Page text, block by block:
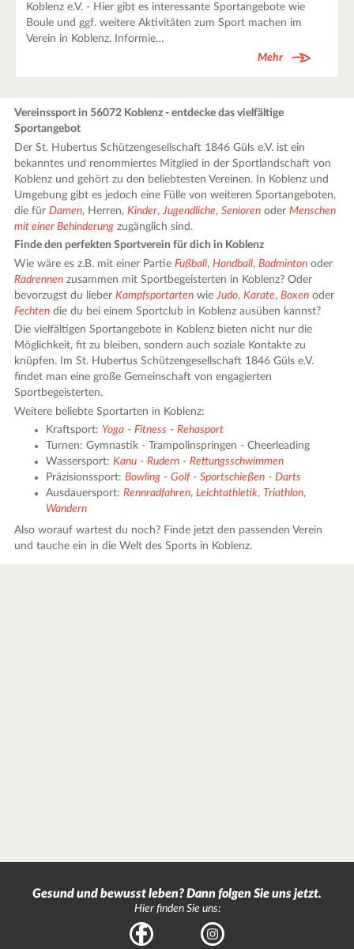
Koblenz e.V. - Hier gibt es interessante Sportangebote wie
Boule und ggf. weitere Aktivitäten zum Sport machen im
Verein in Koblenz. Informie…
Mehr
Vereinssport in 56072 Koblenz - entdecke das vielfältige
Sportangebot
Der St. Hubertus Schützengesellschaft 1846 Güls e.V. ist ein
bekanntes und renommiertes Mitglied in der Sportlandschaft von
Koblenz und gehört zu den beliebtesten Vereinen. In Koblenz und
Umgebung gibt es jedoch eine Fülle von weiteren Sportangeboten,
die fürDamen, Herren,Kinder,Jugendliche,Senioren oderMenschen
mit einer Behinderung zugänglich sind.
Finde den perfekten Sportverein für dich in Koblenz
Wie wäre es z.B. mit einer PartieFußball,Handball,Badminton oder
Radrennen zusammen mit Sportbegeisterten in Koblenz? Oder
bevorzugst du lieberKampfsportarten wieJudo,Karate,Boxen oder
Fechten die du bei einem Sportclub in Koblenz ausüben kannst?
Die vielfältigen Sportangebote in Koblenz bieten nicht nur die
Möglichkeit, fit zu bleiben, sondern auch soziale Kontakte zu
knüpfen. Im St. Hubertus Schützengesellschaft 1846 Güls e.V.
findet man eine große Gemeinschaft von engagierten
Sportbegeisterten.
Weitere beliebte Sportarten in Koblenz:
Kraftsport: Yoga -Fitness -Rehasport
Turnen: Gymnastik - Trampolinspringen - Cheerleading
Wassersport:Kanu -Rudern -Rettungsschwimmen
Präzisionssport:Bowling -Golf-Sportschießen -Darts
Ausdauersport:Rennradfahren,Leichtathletik, Triathlon,
Wandern
Also worauf wartest du noch? Finde jetzt den passenden Verein
und tauche ein in die Welt des Sports in Koblenz.
Gesund und bewusst leben? Dann folgen Sie uns jetzt.
Hier finden Sie uns:
Facebook Instagram